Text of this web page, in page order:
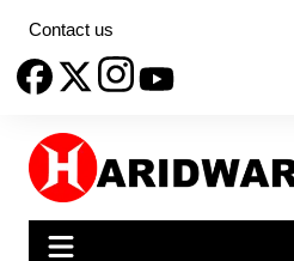
content
Contact us